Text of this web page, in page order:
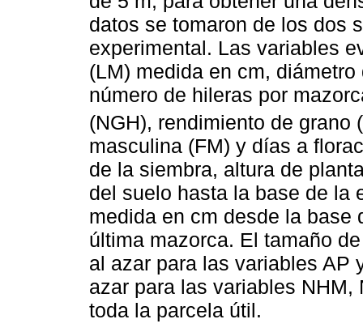
datos se tomaron de los dos
experimental. Las variables
(LM) medida en cm,
número de hileras por
(NGH), rendimiento de grano
masculina (FM) y días a
de la siembra, altura de
del suelo hasta la base de la
medida en cm desde la base
última mazorca. El tamaño
al azar para las variables AP
azar para las variables
toda la parcela útil.